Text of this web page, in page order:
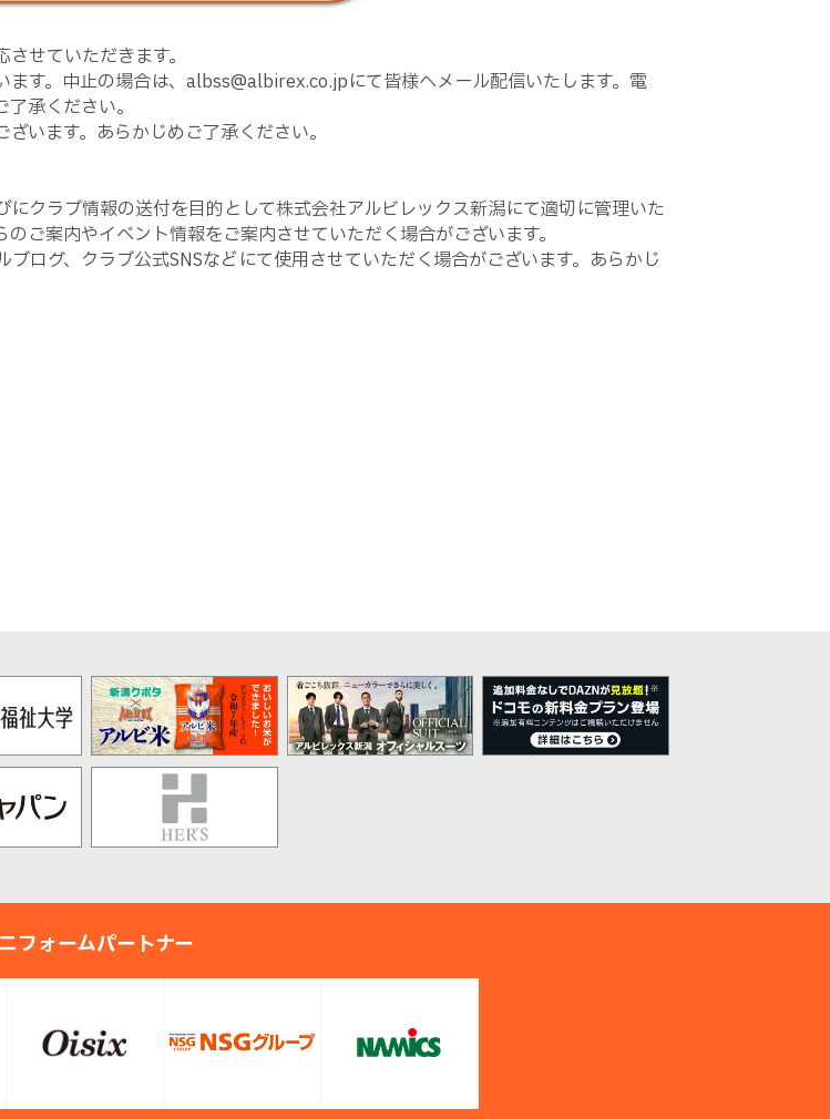
せていただきます。
す。中止の場合は、albss@albirex.co.jpにて皆様へメール配信いたします。電
承ください。
います。あらかじめご了承ください。
クラブ情報の送付を目的として株式会社アルビレックス新潟にて適切に管理いた
ご案内やイベント情報をご案内させていただく場合がございます。
ログ、クラブ公式SNSなどにて使用させていただく場合がございます。あらかじ
フォームパートナー